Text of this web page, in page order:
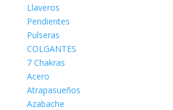
Llaveros
Pendientes
Pulseras
COLGANTES
7 Chakras
Acero
Atrapasueños
Azabache